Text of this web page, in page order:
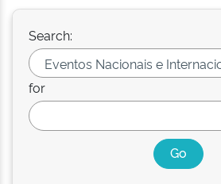
Search:
for